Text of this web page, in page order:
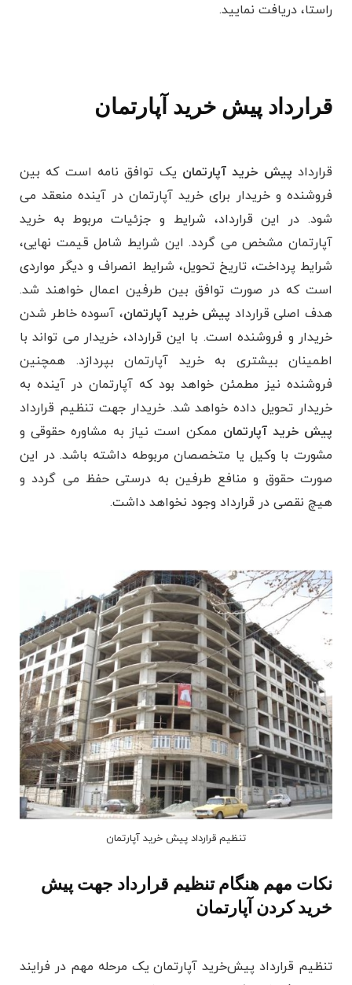
راستا، دریافت نمایید.
قرارداد پیش خرید آپارتمان
قرارداد پیش خرید آپارتمان یک توافق نامه است که بین
فروشنده و خریدار برای خرید آپارتمان در آینده منعقد می
‌شود. در این قرارداد، شرایط و جزئیات مربوط به خرید
آپارتمان مشخص می گردد. این شرایط شامل قیمت نهایی،
شرایط پرداخت، تاریخ تحویل، شرایط انصراف و دیگر مواردی
است که در صورت توافق بین طرفین اعمال خواهند شد.
هدف اصلی قرارداد پیش خرید آپارتمان، آسوده خاطر شدن
خریدار و فروشنده است. با این قرارداد، خریدار می ‌تواند با
اطمینان بیشتری به خرید آپارتمان بپردازد. همچنین
فروشنده نیز مطمئن خواهد بود که آپارتمان در آینده به
خریدار تحویل داده خواهد شد. خریدار جهت تنظیم قرارداد
پیش خرید آپارتمان ممکن است نیاز به مشاوره حقوقی و
مشورت با وکیل یا متخصصان مربوطه داشته باشد. در این
صورت حقوق و منافع طرفین به درستی حفظ می گردد و
هیچ نقصی در قرارداد وجود نخواهد داشت.
تنظیم قرارداد پیش خرید آپارتمان
نکات مهم هنگام تنظیم قرارداد جهت پیش
خرید کردن آپارتمان
تنظیم قرارداد پیش‌خرید آپارتمان یک مرحله مهم در فرایند